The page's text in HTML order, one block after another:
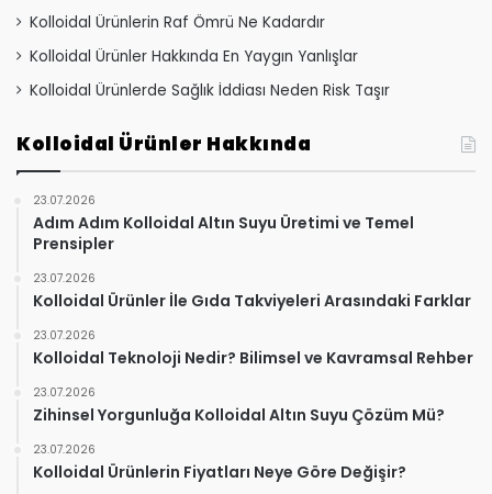
Kolloidal Ürünlerin Raf Ömrü Ne Kadardır
Kolloidal Ürünler Hakkında En Yaygın Yanlışlar
Kolloidal Ürünlerde Sağlık İddiası Neden Risk Taşır
Kolloidal Ürünler Hakkında
23.07.2026
Adım Adım Kolloidal Altın Suyu Üretimi ve Temel
Prensipler
23.07.2026
Kolloidal Ürünler İle Gıda Takviyeleri Arasındaki Farklar
23.07.2026
Kolloidal Teknoloji Nedir? Bilimsel ve Kavramsal Rehber
23.07.2026
Zihinsel Yorgunluğa Kolloidal Altın Suyu Çözüm Mü?
23.07.2026
Kolloidal Ürünlerin Fiyatları Neye Göre Değişir?